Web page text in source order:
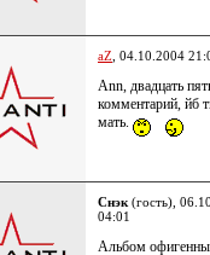
aZ , 04.10.2004
Ann, двадцать
комментарий, йб
мать.
Снэк (гость),
04:01
Альбом